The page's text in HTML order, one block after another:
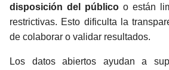
disposición del público o están
restrictivas. Esto dificulta la
de colaborar o validar resultados.
Los datos abiertos ayudan a